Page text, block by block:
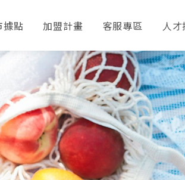
據點 加盟計畫 客服專區 人